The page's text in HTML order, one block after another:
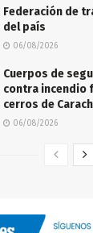
Federación de
del país
06/08/2026
Cuerpos de
contra incendio
cerros de
06/08/2026